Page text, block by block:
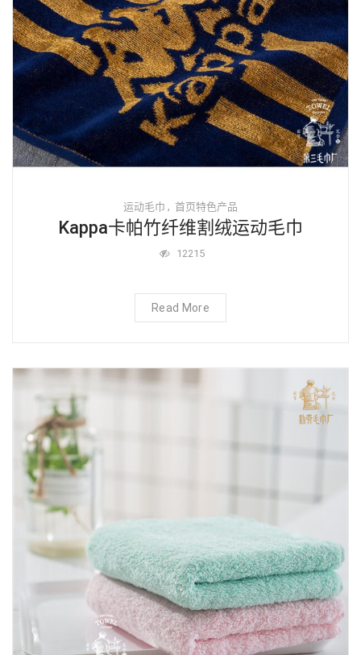
运动毛巾 , 首页特色产品
Kappa卡帕竹纤维割绒运动毛巾
12215
Read More